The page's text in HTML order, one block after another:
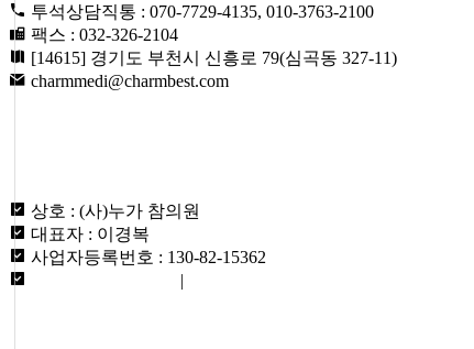
투석상담직통 : 070-7729-4135, 010-3763-2100
팩스 : 032-326-2104
[14615] 경기도 부천시 신흥로 79(심곡동 327-11)
charmmedi@charmbest.com
상호 : (사)누가 참의원
대표자 : 이경복
사업자등록번호 : 130-82-15362
|